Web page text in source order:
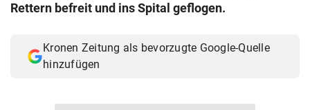
Rettern befreit und ins Spital geflogen.
Kronen Zeitung als bevorzugte Google-Quelle
hinzufügen